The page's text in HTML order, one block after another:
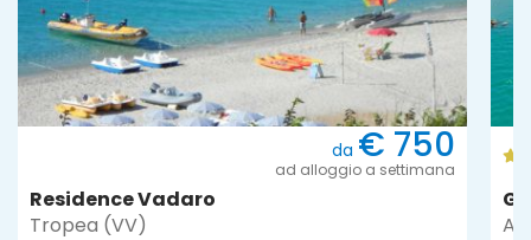
Residence Vadaro
Tropea (VV)
da € 750
ad alloggio a settimana